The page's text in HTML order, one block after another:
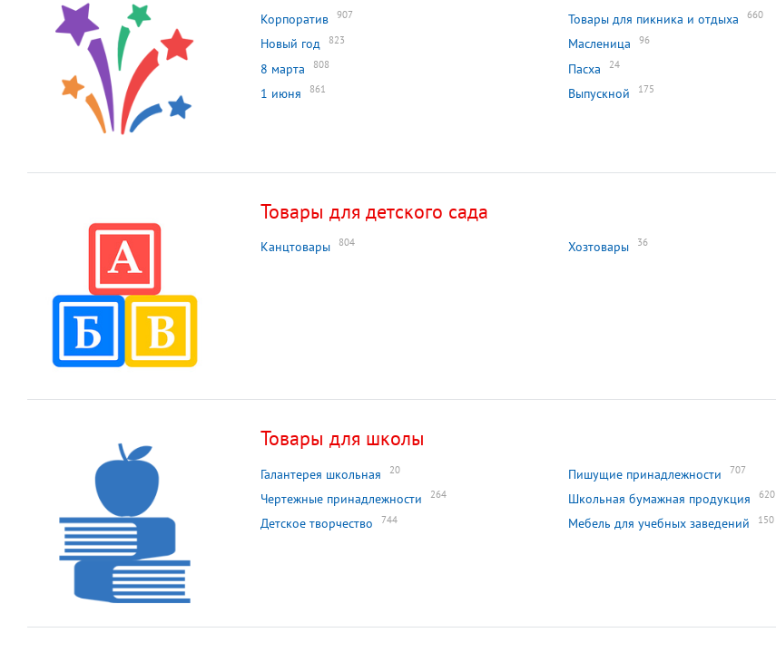
Корпоратив 907 Товары для пикника и отдыха 660
Новый год 823 Масленица 96
8 марта 808 Пасха 24
1 июня 861 Выпускной 175
Товары для детского сада
Канцтовары 804 Хозтовары 36
Товары для школы
Галантерея школьная 20 Пишущие принадлежности 707
Чертежные принадлежности 264 Школьная бумажная продукция 620
Детское творчество 744 Мебель для учебных заведений 150